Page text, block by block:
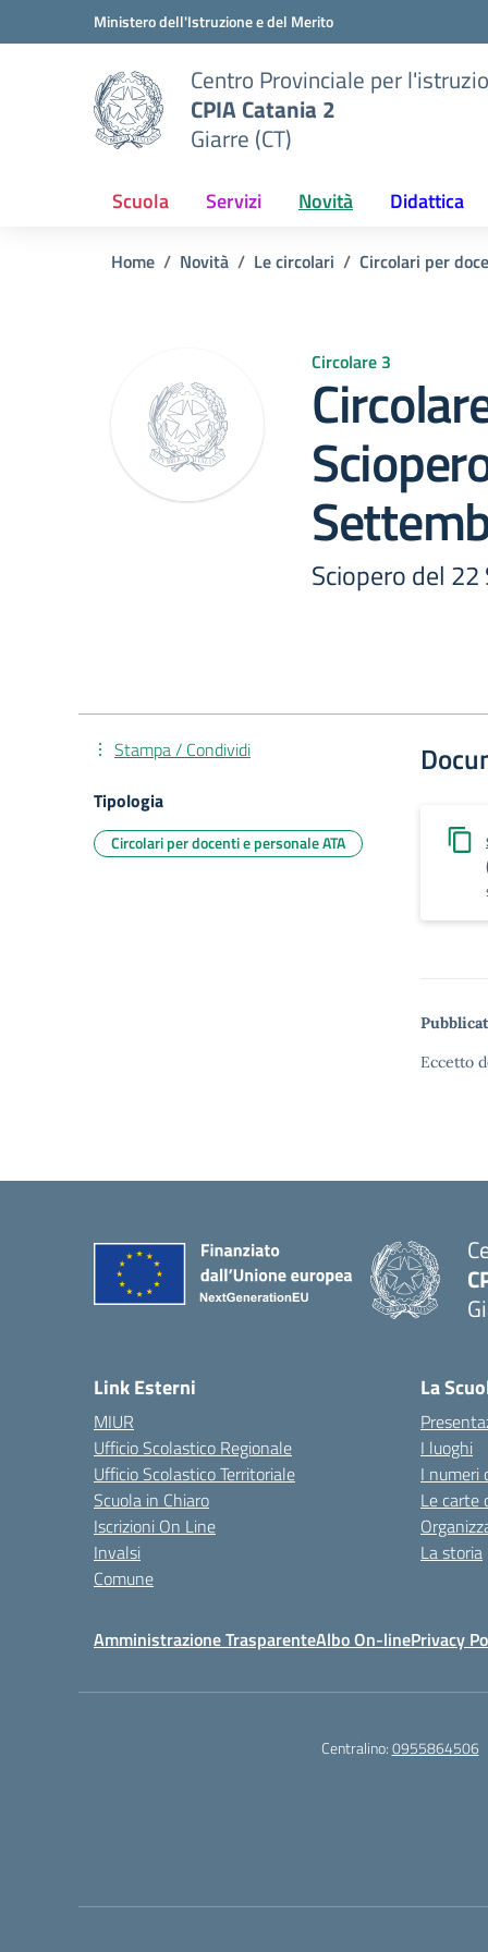
Vai ai contenuti
Vai al menu di navigazioneMinistero dell'Istruzione e del Merito
Centro Provinciale per
CPIA Catania 2
Giarre (CT)
Scuola Servizi Novità Didattica
Home Novità Le circolari Circolari per
Circolare 3
Sciopero del
Eccetto
Stampa / Condividi
Tipologia
Circolari per docenti e personale ATA
Link Esterni
MIUR
Ufficio Scolastico Regionale
Ufficio Scolastico Territoriale
Scuola in Chiaro
Iscrizioni On Line
Invalsi
Comune
La
I luoghi
I numeri
Le carte
La storia
Amministrazione TrasparenteAlbo On-linePrivacy
Centralino:0955864506